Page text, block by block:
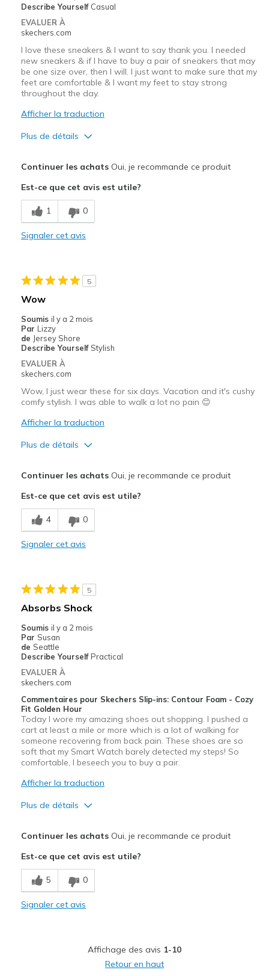
Describe Yourself Casual
EVALUER À
skechers.com
I love these sneakers & I want to say thank you. I needed
new sneakers & if I have to buy a pair of sneakers that may
be one size over, then I will. I just want to make sure that my
feet are comfortable & I want my feet to stay strong
throughout the day.
Afficher la traduction
Plus de détails
Comfortable
Stylish
View On Shoes
Continuer les achatsOui, je recommande ce produit
Est-ce que cet avis est utile?
1 0
Signaler cet avis
5
Wow
Soumis il y a 2 mois
Par Lizzy
de Jersey Shore
Describe Yourself Stylish
EVALUER À
skechers.com
Wow, I just wear these for six days. Vacation and it's cushy
comfy stylish. I was able to walk a lot no pain 😊
Afficher la traduction
Plus de détails
Comfortable
Stylish
Vacation
Width
Sizing
Continuer les achatsOui, je recommande ce produit
Est-ce que cet avis est utile?
4 0
Signaler cet avis
5
Absorbs Shock
Soumis il y a 2 mois
Par Susan
de Seattle
Describe Yourself Practical
EVALUER À
skechers.com
Commentaires pour Skechers Slip-ins: Contour Foam - Cozy
Fit Golden Hour
Today I wore my amazing shoes out shopping. I pushed a
cart at least a mile or more which is a lot of walking for
someone recovering from back pain. These shoes are so
soft that my Smart Watch barely detected my steps! So
comfortable, I beseech you to buy a pair.
Afficher la traduction
Plus de détails
Width
Sizing
View On Shoes
Continuer les achatsOui, je recommande ce produit
Est-ce que cet avis est utile?
5 0
Signaler cet avis
Affichage des avis 1-10
Retour en haut